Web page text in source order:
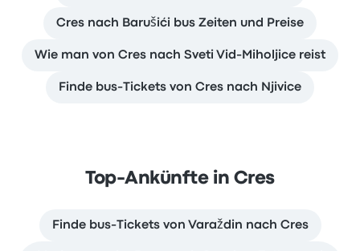
Cres nach Barušići bus Zeiten und Preise
Wie man von Cres nach Sveti Vid-Miholjice reist
Finde bus-Tickets von Cres nach Njivice
Top-Ankünfte in Cres
Finde bus-Tickets von Varaždin nach Cres